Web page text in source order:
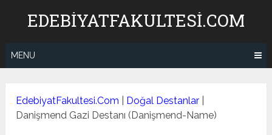
EDEBIYATFAKULTESI.COM
MENU
EdebiyatFakultesi.Com Doğal Destanlar
Danişmend Gazi Destanı (Danişmend-Name)